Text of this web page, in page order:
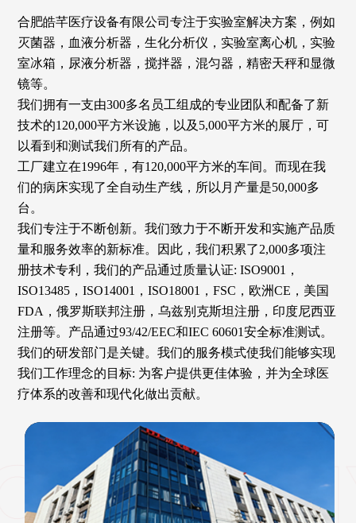
合肥皓芊医疗设备有限公司专注于实验室解决方案，例如
灭菌器，血液分析器，生化分析仪，实验室离心机，实验
室冰箱，尿液分析器，搅拌器，混匀器，精密天秤和显微
镜等。
我们拥有一支由300多名员工组成的专业团队和配备了新
技术的120,000平方米设施，以及5,000平方米的展厅，可
以看到和测试我们所有的产品。
工厂建立在1996年，有120,000平方米的车间。而现在我
们的病床实现了全自动生产线，所以月产量是50,000多
台。
我们专注于不断创新。我们致力于不断开发和实施产品质
量和服务效率的新标准。因此，我们积累了2,000多项注
册技术专利，我们的产品通过质量认证: ISO9001，
ISO13485，ISO14001，ISO18001，FSC，欧洲CE，美国
FDA，俄罗斯联邦注册，乌兹别克斯坦注册，印度尼西亚
注册等。产品通过93/42/EEC和IEC 60601安全标准测试。
我们的研发部门是关键。我们的服务模式使我们能够实现
我们工作理念的目标: 为客户提供更佳体验，并为全球医
疗体系的改善和现代化做出贡献。